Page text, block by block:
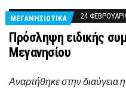
ΜΕΓΑΝΗΣΙΩΤΙΚΑ 24
Πρόσληψη ειδικής
Μεγανησίου
Αναρτήθηκε στην